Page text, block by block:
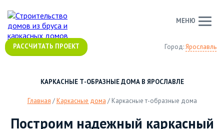
Город:Ярославль
РАССЧИТАТЬ ПРОЕКТ
МЕНЮ
КАРКАСНЫЕ Т-ОБРАЗНЫЕ ДОМА В ЯРОСЛАВЛЕ
Главная /Каркасные дома / Каркасные т-образные дома
Построим надежный каркасный